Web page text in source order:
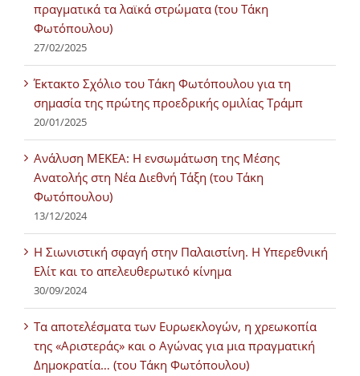
πραγματικά τα λαϊκά στρώματα (του Τάκη
Φωτόπουλου)
27/02/2025
Έκτακτο Σχόλιο του Τάκη Φωτόπουλου για τη
σημασία της πρώτης προεδρικής ομιλίας Τράμπ
20/01/2025
Ανάλυση ΜΕΚΕΑ: Η ενσωμάτωση της Μέσης
Ανατολής στη Νέα Διεθνή Τάξη (του Τάκη
Φωτόπουλου)
13/12/2024
Η Σιωνιστική σφαγή στην Παλαιστίνη. Η Υπερεθνική
Ελίτ και το απελευθερωτικό κίνημα
30/09/2024
Τα αποτελέσματα των Ευρωεκλογών, η χρεωκοπία
της «Αριστεράς» και ο Αγώνας για μια πραγματική
Δημοκρατία… (του Τάκη Φωτόπουλου)